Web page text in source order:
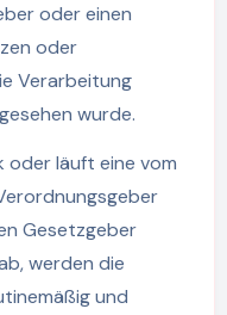
oder einen
oder
Verarbeitung
wurde.
oder läuft eine vom
Gesetzgeber
werden die
und